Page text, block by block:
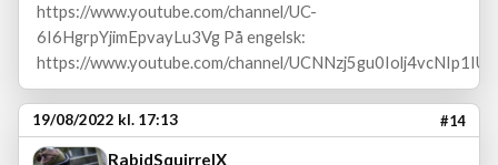
https://www.youtube.com/channel/UC-
6I6HgrpYjimEpvayLu3Vg På engelsk:
https://www.youtube.com/channel/UCNNzj5gu0Iolj4vcNIp1IUA
19/08/2022 kl. 17:13 #14
RabidSquirrelX